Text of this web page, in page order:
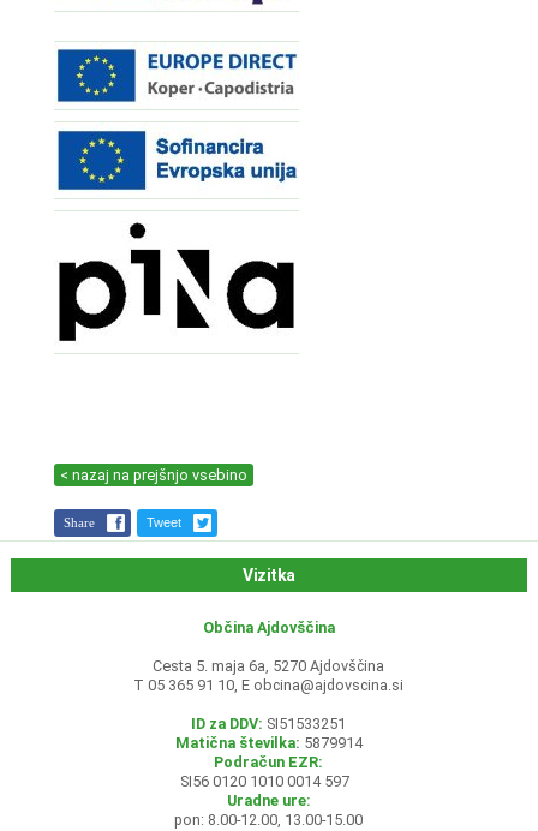
< nazaj na prejšnjo vsebino
Share Tweet
Vizitka
Občina Ajdovščina
Cesta 5. maja 6a, 5270 Ajdovščina
T 05 365 91 10, E obcina@ajdovscina.si
ID za DDV: SI51533251
Matična številka: 5879914
Podračun EZR:
SI56 0120 1010 0014 597
Uradne ure:
pon: 8.00-12.00, 13.00-15.00